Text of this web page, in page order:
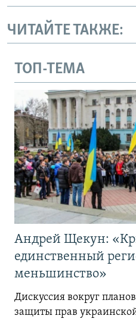
ЧИТАЙТЕ ТАКЖЕ:
ТОП-ТЕМА
Андрей Щекун:
единственный
меньшинство»
Дискуссия вокруг
защиты прав